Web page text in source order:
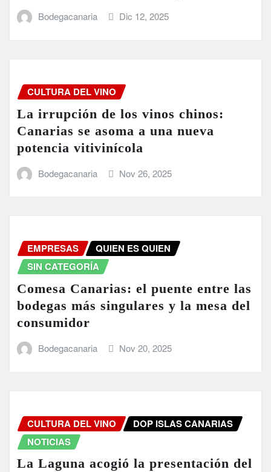
Bodegacanaria Dic 12, 2025
CULTURA DEL VINO
La irrupción de los vinos chinos:
Canarias se asoma a una nueva
potencia vitivinícola
Bodegacanaria Nov 26, 2025
EMPRESAS
QUIEN ES QUIEN
SIN CATEGORÍA
Comesa Canarias: el puente entre las
bodegas más singulares y la mesa del
consumidor
Bodegacanaria Nov 20, 2025
CULTURA DEL VINO
DOP ISLAS CANARIAS
NOTICIAS
La Laguna acogió la presentación del